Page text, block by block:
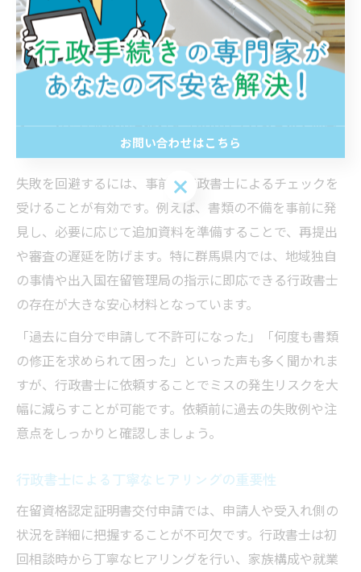
在留資格認定申請の失敗例と回避策
実際の申請現場では「必要書類が不足していた」「申請
理由書の記載内容が曖昧だった」「最新の法改正に対応
できていなかった」などの失敗例が頻繁に見受けられま
す。これらは審査の遅延や不許可のリスクを高める要因
失敗を回避するには、事前に行政書士によるチェックを
受けることが有効です。例えば、書類の不備を事前に発
見し、必要に応じて追加資料を準備することで、再提出
や審査の遅延を防げます。特に群馬県内では、地域独自
の事情や出入国在留管理局の指示に即応できる行政書士
の存在が大きな安心材料となっています。
「過去に自分で申請して不許可になった」「何度も書類
の修正を求められて困った」といった声も多く聞かれま
すが、行政書士に依頼することでミスの発生リスクを大
幅に減らすことが可能です。依頼前に過去の失敗例や注
意点をしっかりと確認しましょう。
行政書士による丁寧なヒアリングの重要性
在留資格認定証明書交付申請では、申請人や受入れ側の
状況を詳細に把握することが不可欠です。行政書士は初
回相談時から丁寧なヒアリングを行い、家族構成や就業
お問い合わせはこちら
お問い合わせはこちら